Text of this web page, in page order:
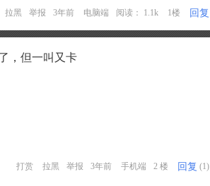
拉黑 举报 3年前 电脑端 阅读： 1.1k 1楼 回复
，但一叫又卡
打赏 拉黑 举报 3年前 手机端 2 楼 回复 (1)